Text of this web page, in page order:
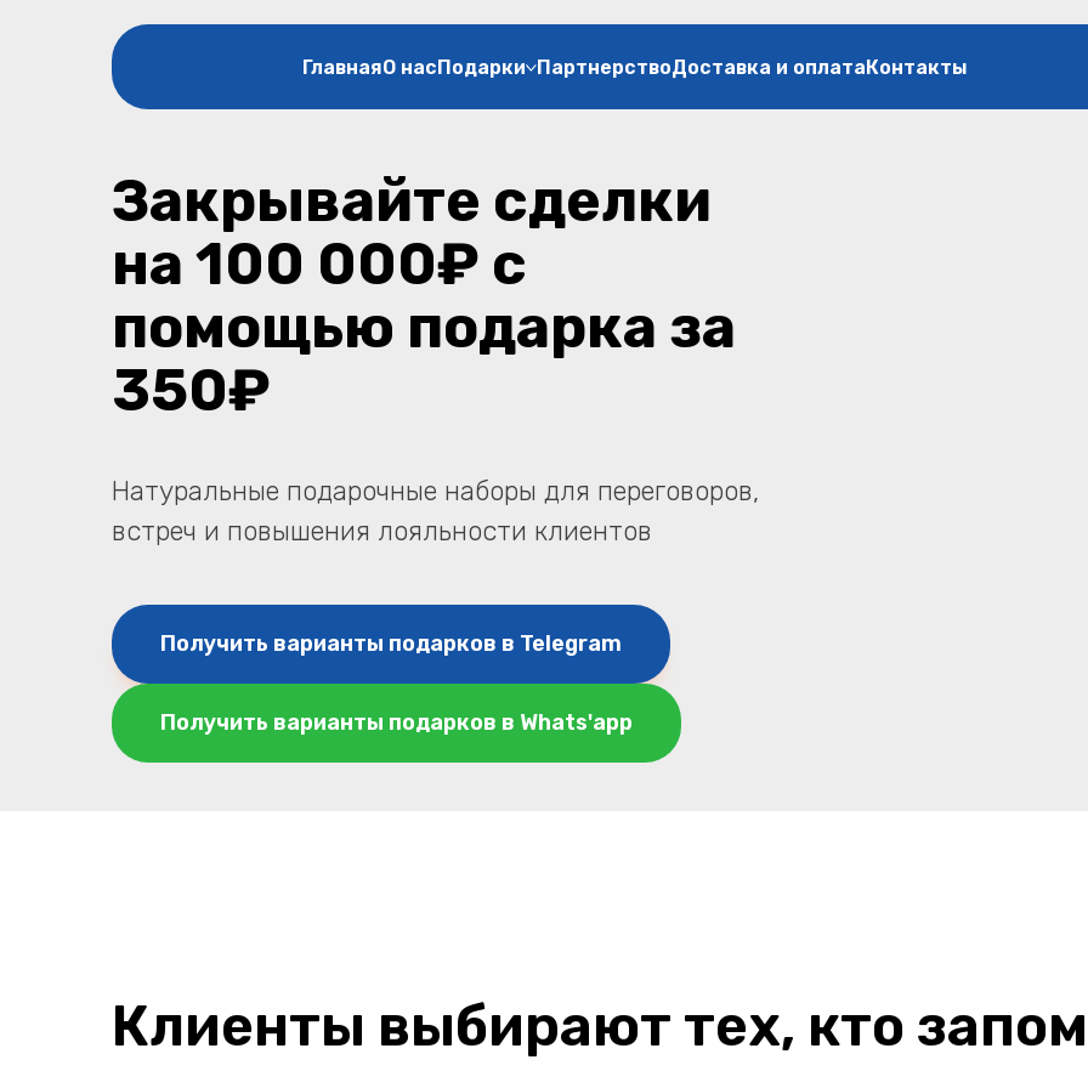
ГлавнаяО насПодарки ПартнерствоДоставка и оплатаКонтакты
Закрывайте сделки
на 100 000₽ с
помощью подарка за
350₽
Натуральные подарочные наборы для переговоров,
встреч и повышения лояльности клиентов
Получить варианты подарков в Telegram
Получить варианты подарков в Whats'app
Клиенты выбирают тех, кто